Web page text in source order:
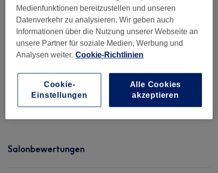
Alle Services
Augenbrauen
Kombibehandlungen 95 €
Wimpern (8) ab 10 €
Salonbewertungen
Medienfunktionen bereitzustellen und unseren
Datenverkehr zu analysieren. Wir geben auch
Informationen über die Nutzung unserer Webseite an
unsere Partner für soziale Medien, Werbung und
Analysen weiter. Cookie-Richtlinien
Cookie-
Einstellungen
Alle Cookies
akzeptieren